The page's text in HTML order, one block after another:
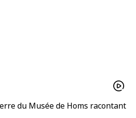
du Musée de Homs racontant